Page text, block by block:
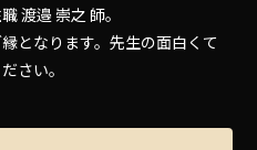
渡邉 崇之 師。
となります。先生の面白くて
さい。